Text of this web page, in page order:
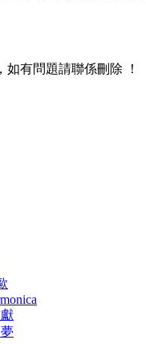
，如有問題請聯係刪除 ！